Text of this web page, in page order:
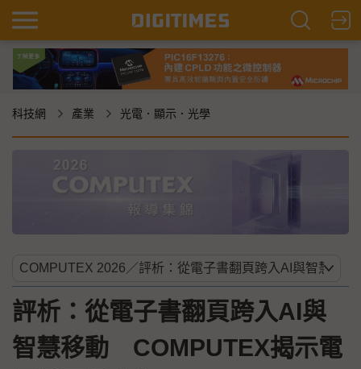
科技網 產業 光電．顯示．光學
評析：從電子書翻頁跨入AI與
智慧移動 COMPUTEX揭示電